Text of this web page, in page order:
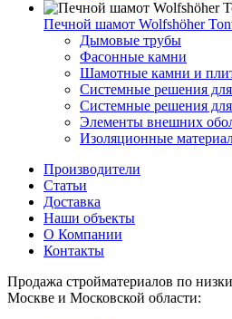
Печной шамот Wolfshöher
Дымовые трубы
Фасонные камни
Шамотные камни и
Системные решения
Системные решения
Элементы внешних
Изоляционные
Производители
Статьи
Доставка
Наши объекты
О Компании
Контакты
Продажа стройматериалов по
Москве и Московской области: